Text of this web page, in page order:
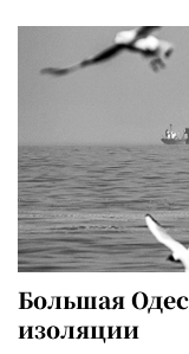
Большая
изоляции